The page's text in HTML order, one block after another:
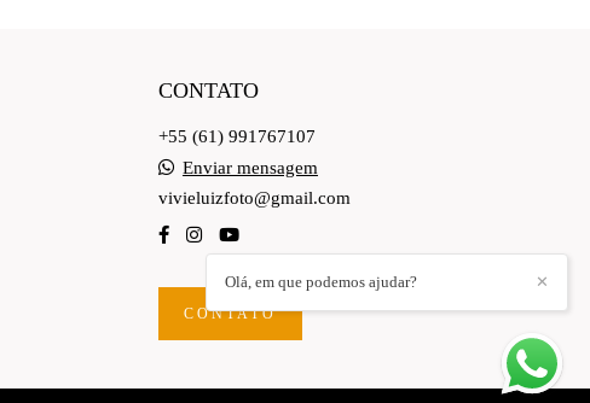
CONTATO
+55 (61) 991767107
Enviar mensagem
vivieluizfoto@gmail.com
CONTATO
✕
Olá, em que podemos ajudar?